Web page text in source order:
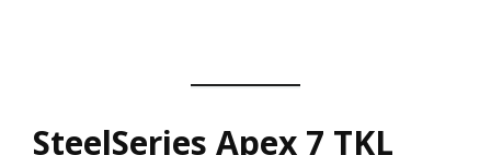
SteelSeries Apex 7 TKL